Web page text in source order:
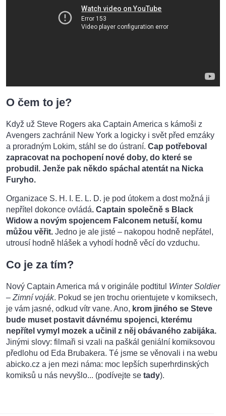
O čem to je?
Když už Steve Rogers aka Captain America s kámoši z
Avengers zachránil New York a logicky i svět před emzáky
a proradným Lokim, stáhl se do ústraní. Cap potřeboval
zapracovat na pochopení nové doby, do které se
probudil. Jenže pak někdo spáchal atentát na Nicka
Furyho.
Organizace S. H. I. E. L. D. je pod útokem a dost možná ji
nepřítel dokonce ovládá. Captain společně s Black
Widow a novým spojencem Falconem netuší, komu
můžou věřit. Jedno je ale jisté – nakopou hodně nepřátel,
utrousí hodně hlášek a vyhodí hodně věcí do vzduchu.
Co je za tím?
Nový Captain America má v originále podtitul Winter Soldier
– Zimní voják. Pokud se jen trochu orientujete v komiksech,
je vám jasné, odkud vítr vane. Ano, krom jiného se Steve
bude muset postavit dávnému spojenci, kterému
nepřítel vymyl mozek a učinil z něj obávaného zabijáka.
Jinými slovy: filmaři si vzali na paškál geniální komiksovou
předlohu od Eda Brubakera. Té jsme se věnovali i na webu
abicko.cz a jen mezi náma: moc lepších superhrdinských
komiksů u nás nevyšlo... (podívejte se tady).